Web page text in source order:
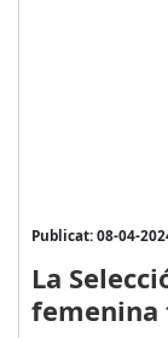
Publicat: 08-04-
La
femenina